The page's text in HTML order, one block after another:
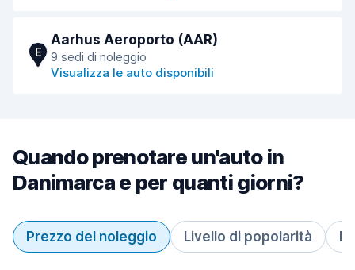
E
Aarhus Aeroporto (AAR)
9 sedi di noleggio
Visualizza le auto disponibili
Quando prenotare un'auto in
Danimarca e per quanti giorni?
Prezzo del noleggio Livello di popolarità